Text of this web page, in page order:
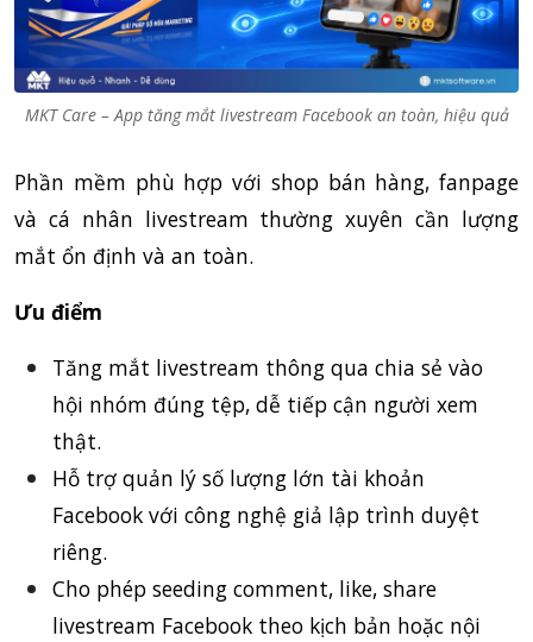
MKT Care – App tăng mắt livestream Facebook an toàn, hiệu quả
Phần mềm phù hợp với shop bán hàng, fanpage
và cá nhân livestream thường xuyên cần lượng
mắt ổn định và an toàn.
Ưu điểm
Tăng mắt livestream thông qua chia sẻ vào
hội nhóm đúng tệp, dễ tiếp cận người xem
thật.
Hỗ trợ quản lý số lượng lớn tài khoản
Facebook với công nghệ giả lập trình duyệt
riêng.
Cho phép seeding comment, like, share
livestream Facebook theo kịch bản hoặc nội